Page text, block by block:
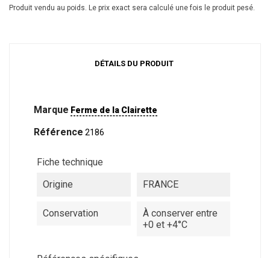
Produit vendu au poids. Le prix exact sera calculé une fois le produit pesé.
DÉTAILS DU PRODUIT
Marque Ferme de la Clairette
Référence 2186
Fiche technique
Origine
FRANCE
Conservation
À conserver entre
+0 et +4°C